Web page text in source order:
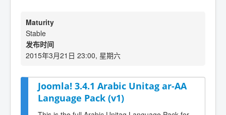
Maturity
Stable
发布时间
2015年3月21日 23:00, 星期六
Joomla! 3.4.1 Arabic Unitag ar-AA
Language Pack (v1)